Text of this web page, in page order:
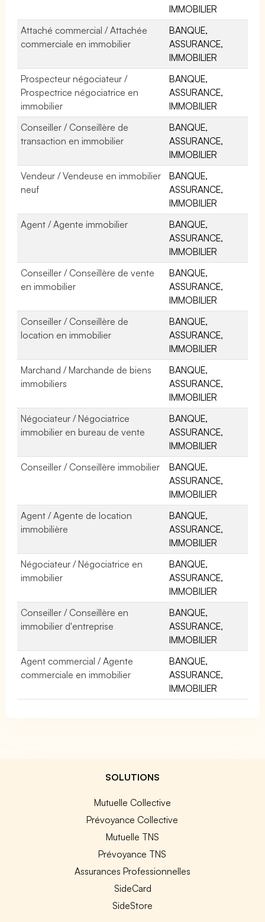
IMMOBILIER
Attaché commercial / Attachée
commerciale en immobilier
BANQUE,
ASSURANCE,
IMMOBILIER
Prospecteur négociateur /
Prospectrice négociatrice en
immobilier
BANQUE,
ASSURANCE,
IMMOBILIER
Conseiller / Conseillère de
transaction en immobilier
BANQUE,
ASSURANCE,
IMMOBILIER
Vendeur / Vendeuse en immobilier
neuf
BANQUE,
ASSURANCE,
IMMOBILIER
Agent / Agente immobilier
BANQUE,
ASSURANCE,
IMMOBILIER
Conseiller / Conseillère de vente
en immobilier
BANQUE,
ASSURANCE,
IMMOBILIER
Conseiller / Conseillère de
location en immobilier
BANQUE,
ASSURANCE,
IMMOBILIER
Marchand / Marchande de biens
immobiliers
BANQUE,
ASSURANCE,
IMMOBILIER
Négociateur / Négociatrice
immobilier en bureau de vente
BANQUE,
ASSURANCE,
IMMOBILIER
Conseiller / Conseillère immobilier
BANQUE,
ASSURANCE,
IMMOBILIER
Agent / Agente de location
immobilière
BANQUE,
ASSURANCE,
IMMOBILIER
Négociateur / Négociatrice en
immobilier
BANQUE,
ASSURANCE,
IMMOBILIER
Conseiller / Conseillère en
immobilier d'entreprise
BANQUE,
ASSURANCE,
IMMOBILIER
Agent commercial / Agente
commerciale en immobilier
BANQUE,
ASSURANCE,
IMMOBILIER
SOLUTIONS
Mutuelle Collective
Prévoyance Collective
Mutuelle TNS
Prévoyance TNS
Assurances Professionnelles
SideCard
SideStore